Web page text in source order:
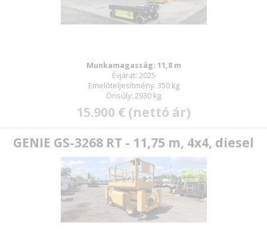
Munkamagasság: 11,8 m
Évjárat: 2025
Emelőteljesítmény: 350 kg
Önsúly: 2930 kg
15.900 € (nettó ár)
GENIE GS-3268 RT - 11,75 m, 4x4, diesel